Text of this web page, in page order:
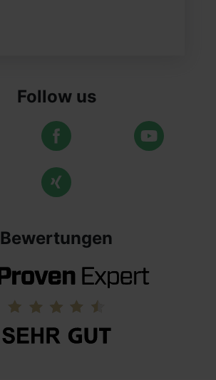
Follow us
Bewertungen